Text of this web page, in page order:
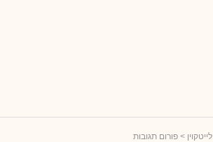
לייטקוין > פורום תגובות